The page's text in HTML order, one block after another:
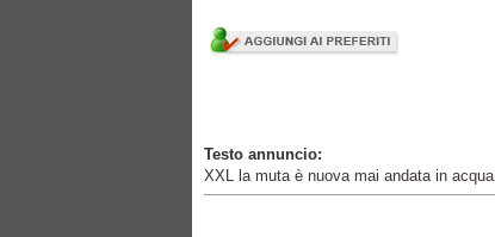
Testo annuncio:
XXL la muta è nuova mai andata in acqua